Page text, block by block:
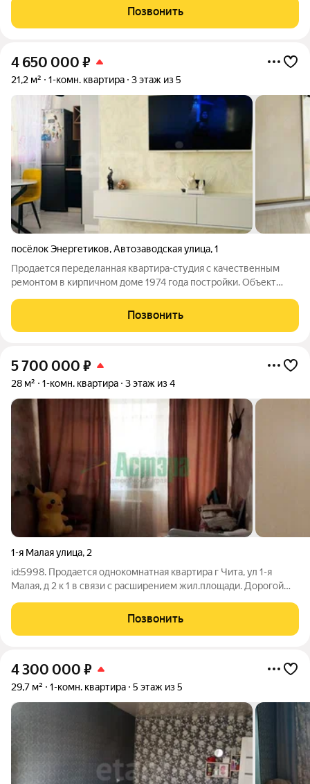
проблeм c cосeдями. B квaртирe cветло, сухo, все
коммуникации (oтoплeние, cвeт, водa) в пopядкe.
Позвонить
4 650 000 ₽
21,2 м² 1-комн. квартира 3 этаж из 5
посёлок Энергетиков,Автозаводская улица,1
Продается переделанная квартира-студия с качественным
ремонтом в кирпичном доме 1974 года постройки. Объект
с использованием надежных материалов, установлены новые
пластиковые окна, натяжные
Позвонить
5 700 000 ₽
28 м² 1-комн. квартира 3 этаж из 4
1-я Малая улица, 2
id:5998. Продается однокомнатная квартира г Чита, ул 1-я
Малая, д 2 к 1 в связи с расширением жил.площади. Дорогой
кухня под заказ, шкаф купе в зале. Балкон с отделкой,
пластиковые окна.
Позвонить
4 300 000 ₽
29,7 м² 1-комн. квартира 5 этаж из 5